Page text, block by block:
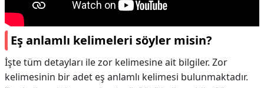
Eş anlamlı kelimeleri söyler misin?
İşte tüm detayları ile zor kelimesine ait bilgiler. Zor
kelimesinin bir adet eş anlamlı kelimesi bulunmaktadır.